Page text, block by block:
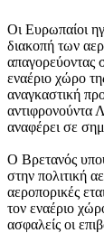
Οι Ευρωπαίοι
διακοπή των
απαγορεύοντας
εναέριο χώρο
αναγκαστική
αντιφρονούντα
αναφέρει σε
Ο Βρετανός
στην πολιτική
αεροπορικές
τον εναέριο
ασφαλείς οι